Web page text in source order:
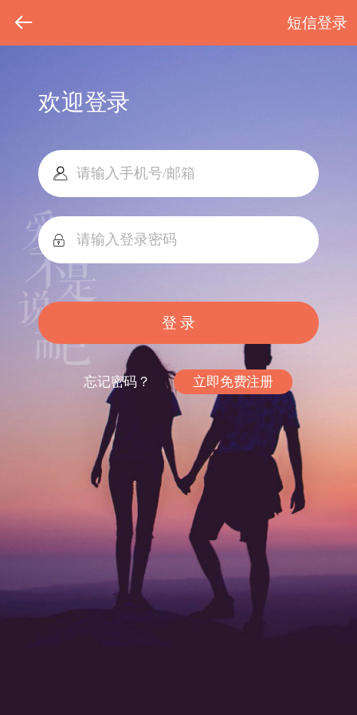
短信登录
欢迎登录
登 录
忘记密码？ 立即免费注册